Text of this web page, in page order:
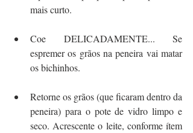
mais curto.
Coe DELICADAMENTE... Se
espremer os grãos na peneira vai matar
os bichinhos.
Retorne os grãos (que ficaram dentro da
peneira) para o pote de vidro limpo e
seco. Acrescente o leite, conforme ítem